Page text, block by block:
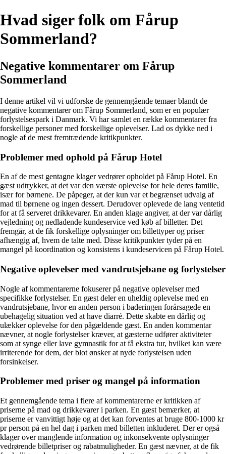
Hvad siger folk om Fårup
Sommerland?
Negative kommentarer om Fårup
Sommerland
I denne artikel vil vi udforske de gennemgående temaer blandt de
negative kommentarer om Fårup Sommerland, som er en populær
forlystelsespark i Danmark. Vi har samlet en række kommentarer fra
forskellige personer med forskellige oplevelser. Lad os dykke ned i
nogle af de mest fremtrædende kritikpunkter.
Problemer med ophold på Fårup Hotel
En af de mest gentagne klager vedrører opholdet på Fårup Hotel. En
gæst udtrykker, at det var den værste oplevelse for hele deres familie,
især for børnene. De påpeger, at der kun var et begrænset udvalg af
mad til børnene og ingen dessert. Derudover oplevede de lang ventetid
for at få serveret drikkevarer. En anden klage angiver, at der var dårlig
vejledning og nedladende kundeservice ved køb af billetter. Det
fremgår, at de fik forskellige oplysninger om billettyper og priser
afhængig af, hvem de talte med. Disse kritikpunkter tyder på en
mangel på koordination og konsistens i kundeservicen på Fårup Hotel.
Negative oplevelser med vandrutsjebane og forlystelser
Nogle af kommentarerne fokuserer på negative oplevelser med
specifikke forlystelser. En gæst deler en uheldig oplevelse med en
vandrutsjebane, hvor en anden person i baderingen forårsagede en
ubehagelig situation ved at have diarré. Dette skabte en dårlig og
ulækker oplevelse for den pågældende gæst. En anden kommentar
nævner, at nogle forlystelser kræver, at gæsterne udfører aktiviteter
som at synge eller lave gymnastik for at få ekstra tur, hvilket kan være
irriterende for dem, der blot ønsker at nyde forlystelsen uden
forsinkelser.
Problemer med priser og mangel på information
Et gennemgående tema i flere af kommentarerne er kritikken af
priserne på mad og drikkevarer i parken. En gæst bemærker, at
priserne er vanvittigt høje og at det kan forventes at bruge 800-1000 kr
pr person på en hel dag i parken med billetten inkluderet. Der er også
klager over manglende information og inkonsekvente oplysninger
vedrørende billetpriser og rabatmuligheder. En gæst nævner, at de fik